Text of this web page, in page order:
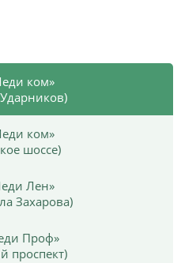
ком»
ком»
шоссе)
Лен»
Захарова)
Проф»
проспект)